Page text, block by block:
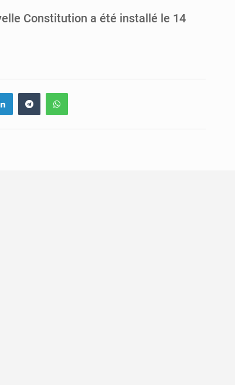
Constitution a été installé le 14